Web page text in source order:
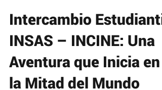
Intercambio Estudiantil
INSAS – INCINE: Una
Aventura que Inicia en